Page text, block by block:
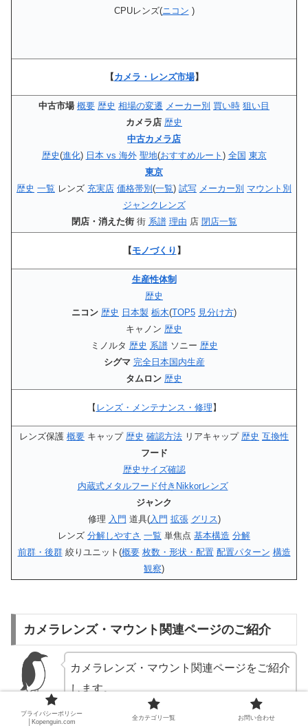
CPUレンズ(ニコン )
【カメラ・レンズ市場】
中古市場 概要 歴史 相場の変遷 メーカー別 買い時 狙い目
カメラ店 歴史
中古カメラ店
歴史(進化) 日本 vs 海外 聖地(おすすめルート ) 全国 東京
東京
歴史 一覧 レンズ 充実店 価格帯別 (一覧) 試写 メーカー別 マウント別
ジャンクレンズ
閉店・消えた街街 系譜 理由 店 閉店一覧
【モノづくり 】
生産性体制
歴史
ニコン 歴史 日本製 栃木(TOP5 見分け方)
キャノン 歴史
ミノルタ 歴史 系譜ソニー 歴史
シグマ 完全日本国内生産
タムロン 歴史
【 レンズ・メンテナンス・修理 】
レンズ保護 概要 キャップ 歴史 確認方法 リアキャップ 歴史 互換性
フード
歴史サイズ確認
内蔵式メタルフード付きNikkorレンズ
ジャンク
修理 入門 道具(入門 拡張 グリス)
レンズ 分解しやすさ 一覧 単焦点 基本構造 分解
前群・後群絞りユニット(概要 枚数・形状・配置 配置パターン 構造
観察)
カメラレンズ・マウント関連ページのご紹介
カメラレンズ・マウント関連ページをご紹介
します。
プライバシーポリシー
│Kopenguin.com
全カテゴリ一覧 お問い合わせ